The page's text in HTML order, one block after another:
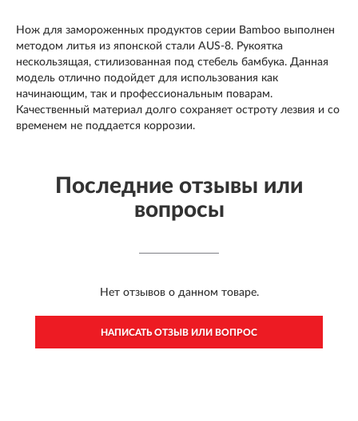
Нож для замороженных продуктов серии Bamboo выполнен
методом литья из японской стали AUS-8. Рукоятка
нескользящая, стилизованная под стебель бамбука. Данная
модель отлично подойдет для использования как
начинающим, так и профессиональным поварам.
Качественный материал долго сохраняет остроту лезвия и со
временем не поддается коррозии.
Последние отзывы или
вопросы
Нет отзывов о данном товаре.
НАПИСАТЬ ОТЗЫВ ИЛИ ВОПРОС